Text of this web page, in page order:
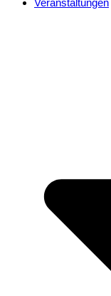
Veranstaltungen